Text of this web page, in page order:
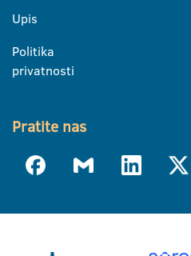
Upis
Politika
privatnosti
Pratite nas